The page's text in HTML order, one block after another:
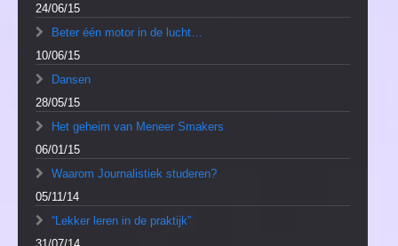
24/06/15
Beter één motor in de lucht…
10/06/15
Dansen
28/05/15
Het geheim van Meneer Smakers
06/01/15
Waarom Journalistiek studeren?
05/11/14
“Lekker leren in de praktijk”